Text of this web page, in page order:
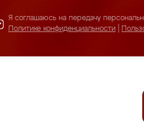
Я соглашаюсь на передачу
Политике конфиденциальности